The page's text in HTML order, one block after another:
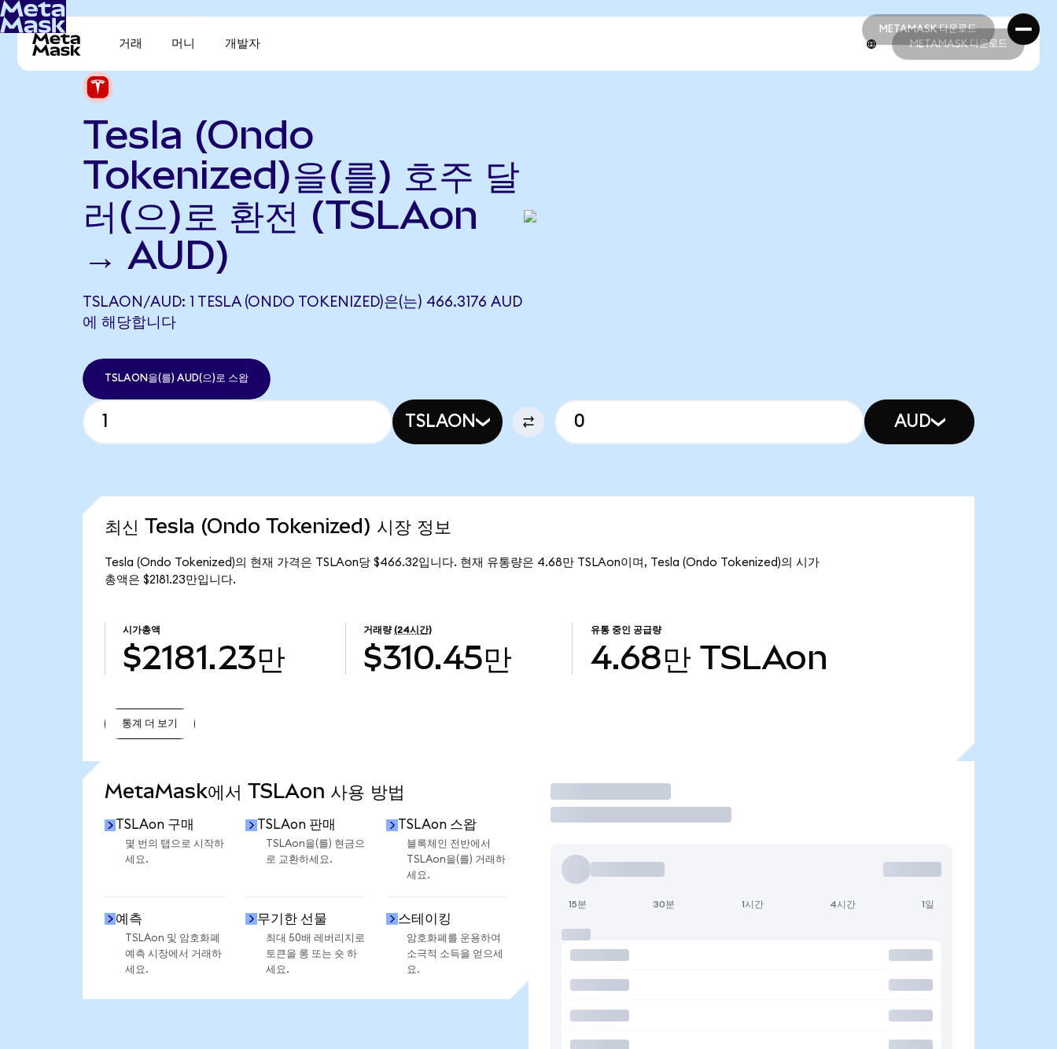
METAMASK 다운로드
METAMASK 다운로드
거래 머니 개발자 METAMASK 다운로드
Tesla (Ondo
Tokenized)을(를) 호주 달
러(으)로 환전 (TSLAon
→ AUD)
TSLAON/AUD: 1 TESLA (ONDO TOKENIZED)은(는) 466.3176 AUD
에 해당합니다
TSLAON을(를) AUD(으)로 스왑
TSLAON AUD
최신 Tesla (Ondo Tokenized) 시장 정보
Tesla (Ondo Tokenized)의 현재 가격은 TSLAon당 $466.32입니다. 현재 유통량은 4.68만 TSLAon이며, Tesla (Ondo Tokenized)의 시가
총액은 $2181.23만입니다.
시가총액
$2181.23만
거래량 (24시간)
$310.45만
유통 중인 공급량
4.68만 TSLAon
통계 더 보기
MetaMask에서 TSLAon 사용 방법
TSLAon 구매
몇 번의 탭으로 시작하
세요.
TSLAon 판매
TSLAon을(를) 현금으
로 교환하세요.
TSLAon 스왑
블록체인 전반에서
TSLAon을(를) 거래하
세요.
예측
TSLAon 및 암호화폐
예측 시장에서 거래하
세요.
무기한 선물
최대 50배 레버리지로
토큰을 롱 또는 숏 하
세요.
스테이킹
암호화폐를 운용하여
소극적 소득을 얻으세
요.
거래
15분 30분 1시간 4시간 1일